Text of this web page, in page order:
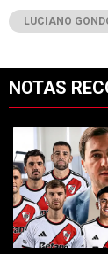
LUCIANO
NOTAS
Un artículo de